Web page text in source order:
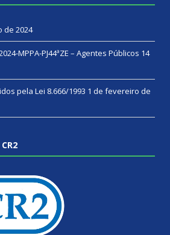
de 2024
MPPA-PJ44ªZE – Agentes Públicos 14
pela Lei 8.666/1993 1 de fevereiro de